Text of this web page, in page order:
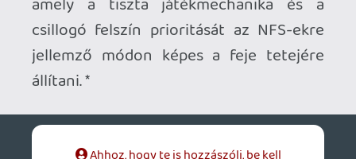
alf22
ez csak amolyan elszólás részemről:)
Van vagy 20-30 játék ebből a generációból
Ezeknél jobban érdekel most a Saints
egyből veszem haverral.
lacapaca